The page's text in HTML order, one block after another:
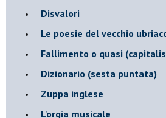
Disvalori
Le poesie del vecchio
Fallimento o quasi
Dizionario (sesta puntata)
Zuppa inglese
L'orgia musicale